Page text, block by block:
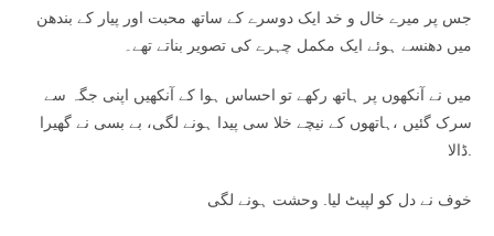
جس پر میرے خال و خد ایک دوسرے کے ساتھ محبت اور پیار کے بندھن
میں دھنسے ہوئے ایک مکمل چہرے کی تصویر بناتے تھے۔
میں نے آنکھوں پر ہاتھ رکھے تو احساس ہوا کے آنکھیں اپنی جگہ سے
سرک گئیں ،ہاتھوں کے نیچے خلا سی پیدا ہونے لگی، بے بسی نے گھیرا
خوف نے دل کو لپیٹ لیا. وحشت ہونے لگی